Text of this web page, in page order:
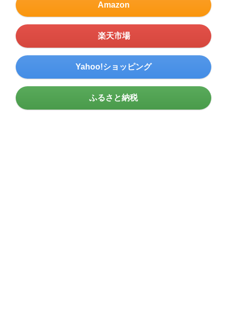
Amazon
楽天市場
Yahoo!ショッピング
ふるさと納税